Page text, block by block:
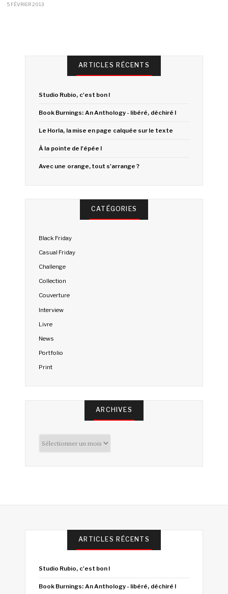
5 FÉVRIER 2013
ARTICLES RÉCENTS
Studio Rubio, c'est bon !
Book Burnings: An Anthology - libéré, déchiré !
Le Horla, la mise en page calquée sur le texte
À la pointe de l'épée !
Avec une orange, tout s'arrange ?
CATÉGORIES
Black Friday
Casual Friday
Challenge
Collection
Couverture
Interview
Livre
News
Portfolio
Print
ARCHIVES
ARTICLES RÉCENTS
Studio Rubio, c'est bon !
Book Burnings: An Anthology - libéré, déchiré !